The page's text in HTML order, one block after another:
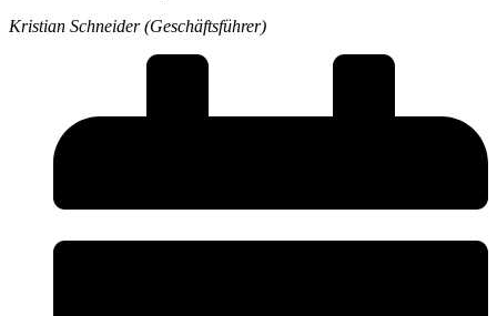
Kristian Schneider (Geschäftsführer)